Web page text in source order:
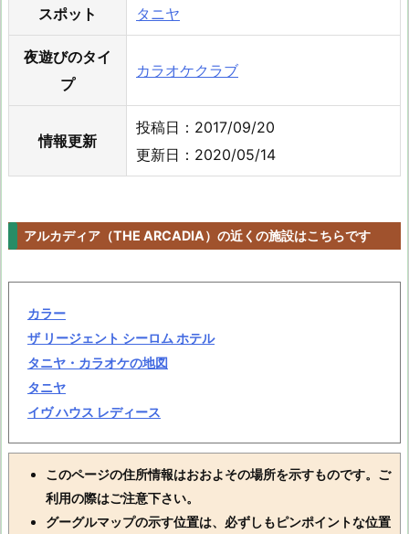
スポット タニヤ
夜遊びのタイ
プ
カラオケクラブ
情報更新
投稿日：2017/09/20
更新日：2020/05/14
アルカディア（THE ARCADIA）の近くの施設はこちらです
カラー
ザ リージェント シーロム ホテル
タニヤ・カラオケの地図
タニヤ
イヴ ハウス レディース
このページの住所情報はおおよその場所を示すものです。ご
利用の際はご注意下さい。
グーグルマップの示す位置は、必ずしもピンポイントな位置